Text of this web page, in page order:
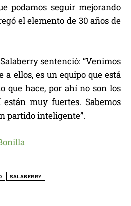
podamos seguir mejorando
el elemento de 30 años de
sentenció: “Venimos
a ellos, es un equipo que está
que hace, por ahí no son los
muy fuertes. Sabemos
partido inteligente”.
SALABERRY